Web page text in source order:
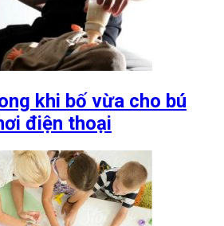
khi bố vừa cho bú
điện thoại